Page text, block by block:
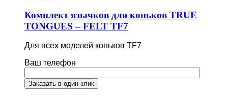
Комплект язычков для коньков TRUE
TONGUES – FELT TF7
Для всех моделей коньков TF7
Ваш телефон